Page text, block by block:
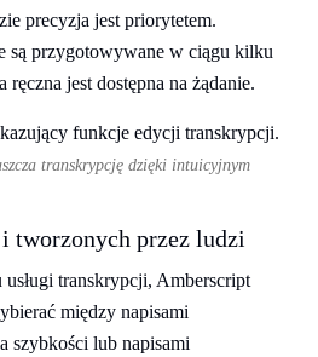
precyzja jest priorytetem.
są przygotowywane w ciągu kilku
ręczna jest dostępna na żądanie.
transkrypcję dzięki intuicyjnym
tworzonych przez ludzi
transkrypcji, Amberscript
między napisami
szybkości lub napisami